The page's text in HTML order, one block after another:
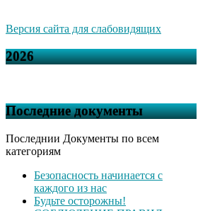
Версия сайта для слабовидящих
2026
Последние документы
Последнии Документы по всем
категориям
Безопасность начинается с
каждого из нас
Будьте осторожны!